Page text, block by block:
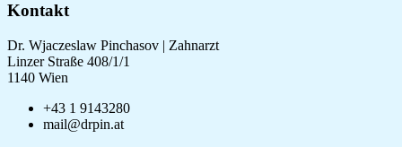
Kontakt
Dr. Wjaczeslaw Pinchasov | Zahnarzt
Linzer Straße 408/1/1
1140 Wien
+43 1 9143280
mail@drpin.at